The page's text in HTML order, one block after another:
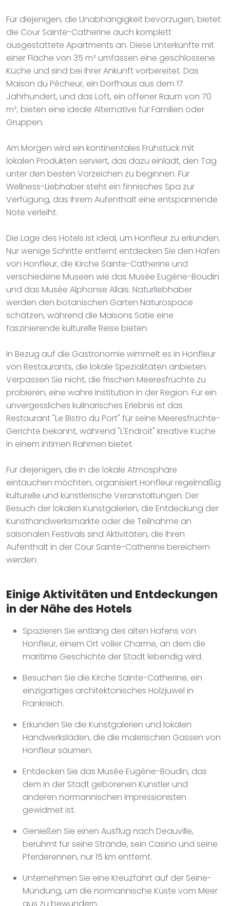
Für diejenigen, die Unabhängigkeit bevorzugen, bietet
die Cour Sainte-Catherine auch komplett
ausgestattete Apartments an. Diese Unterkünfte mit
einer Fläche von 35 m² umfassen eine geschlossene
Küche und sind bei Ihrer Ankunft vorbereitet. Das
Maison du Pêcheur, ein Dorfhaus aus dem 17.
Jahrhundert, und das Loft, ein offener Raum von 70
m², bieten eine ideale Alternative für Familien oder
Gruppen.
Am Morgen wird ein kontinentales Frühstück mit
lokalen Produkten serviert, das dazu einlädt, den Tag
unter den besten Vorzeichen zu beginnen. Für
Wellness-Liebhaber steht ein finnisches Spa zur
Verfügung, das Ihrem Aufenthalt eine entspannende
Note verleiht.
Die Lage des Hotels ist ideal, um Honfleur zu erkunden.
Nur wenige Schritte entfernt entdecken Sie den Hafen
von Honfleur, die Kirche Sainte-Catherine und
verschiedene Museen wie das Musée Eugène-Boudin
und das Musée Alphonse Allais. Naturliebhaber
werden den botanischen Garten Naturospace
schätzen, während die Maisons Satie eine
faszinierende kulturelle Reise bieten.
In Bezug auf die Gastronomie wimmelt es in Honfleur
von Restaurants, die lokale Spezialitäten anbieten.
Verpassen Sie nicht, die frischen Meeresfrüchte zu
probieren, eine wahre Institution in der Region. Für ein
unvergessliches kulinarisches Erlebnis ist das
Restaurant "Le Bistro du Port" für seine Meeresfrüchte-
Gerichte bekannt, während "L'Endroit" kreative Küche
in einem intimen Rahmen bietet.
Für diejenigen, die in die lokale Atmosphäre
eintauchen möchten, organisiert Honfleur regelmäßig
kulturelle und künstlerische Veranstaltungen. Der
Besuch der lokalen Kunstgalerien, die Entdeckung der
Kunsthandwerksmärkte oder die Teilnahme an
saisonalen Festivals sind Aktivitäten, die Ihren
Aufenthalt in der Cour Sainte-Catherine bereichern
werden.
Einige Aktivitäten und Entdeckungen
in der Nähe des Hotels
Spazieren Sie entlang des alten Hafens von
Honfleur, einem Ort voller Charme, an dem die
maritime Geschichte der Stadt lebendig wird.
Besuchen Sie die Kirche Sainte-Catherine, ein
einzigartiges architektonisches Holzjuwel in
Frankreich.
Erkunden Sie die Kunstgalerien und lokalen
Handwerksläden, die die malerischen Gassen von
Honfleur säumen.
Entdecken Sie das Musée Eugène-Boudin, das
dem in der Stadt geborenen Künstler und
anderen normannischen Impressionisten
gewidmet ist.
Genießen Sie einen Ausflug nach Deauville,
berühmt für seine Strände, sein Casino und seine
Pferderennen, nur 15 km entfernt.
Unternehmen Sie eine Kreuzfahrt auf der Seine-
Mündung, um die normannische Küste vom Meer
aus zu bewundern.